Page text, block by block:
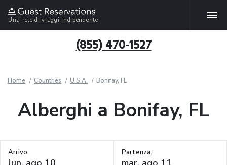
Una rete di viaggi indipendente
(855) 470-1527
Home Countries U.S.A. Bonifay, FL
Alberghi a Bonifay, FL
Arrivo: Partenza: